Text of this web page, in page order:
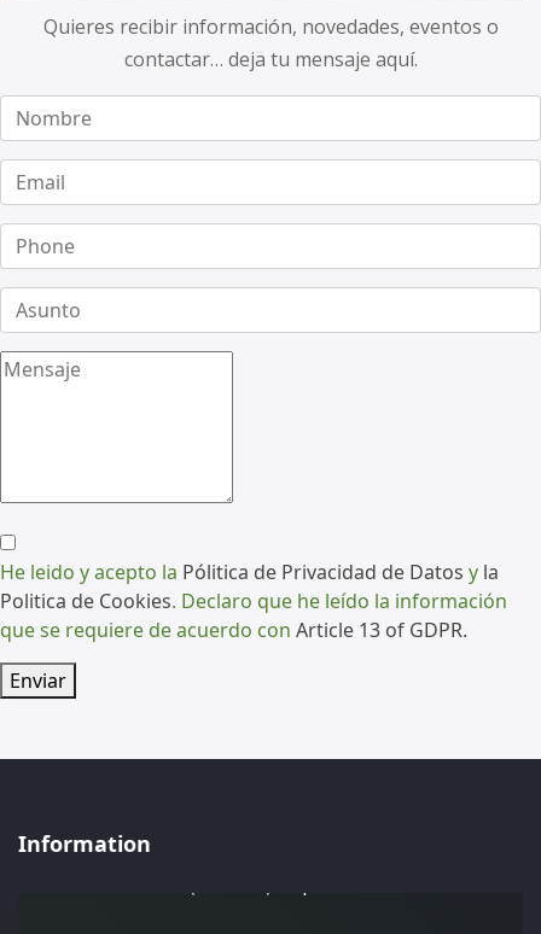
Quieres recibir información, novedades, eventos o
contactar… deja tu mensaje aquí.
He leido y acepto la Pólitica de Privacidad de Datos y la
Politica de Cookies. Declaro que he leído la información
que se requiere de acuerdo con Article 13 of GDPR.
Enviar
Information